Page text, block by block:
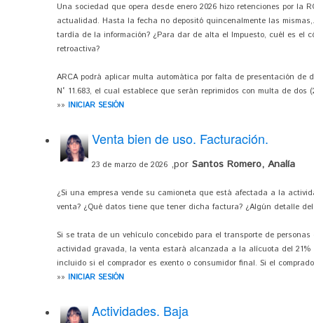
Una sociedad que opera desde enero 2026 hizo retenciones por la
actualidad. Hasta la fecha no depositó quincenalmente las
tardía de la información? ¿Para dar de alta el Impuesto, cuél es el
retroactiva?
ARCA podrá aplicar multa automática por falta de presentación de
N° 11.683, el cual establece que serán reprimidos con multa de dos
»» INICIAR SESIÓN
Venta bien de uso. Facturación.
23 de marzo de 2026 ,por Santos Romero, Analía
¿Si una empresa vende su camioneta que está afectada a la
venta? ¿Qué datos tiene que tener dicha factura? ¿Algún detalle
Si se trata de un vehículo concebido para el transporte de
actividad gravada, la venta estará alcanzada a la alícuota del
incluido si el comprador es exento o consumidor final. Si el
»» INICIAR SESIÓN
Actividades. Baja